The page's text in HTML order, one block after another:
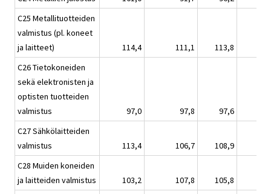
C25 Metallituotteiden
valmistus (pl. koneet
ja laitteet)
114,4 111,1
113,8
C26 Tietokoneiden
sekä elektronisten ja
optisten tuotteiden
valmistus
97,0 97,8
97,6
C27 Sähkölaitteiden
valmistus
113,4 106,7
108,9
C28 Muiden koneiden
ja laitteiden valmistus
103,2 107,8
105,8